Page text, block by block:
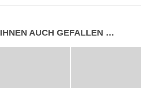
AUCH GEFALLEN …